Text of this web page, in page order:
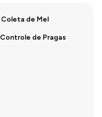
Coleta de Mel
Controle de Pragas